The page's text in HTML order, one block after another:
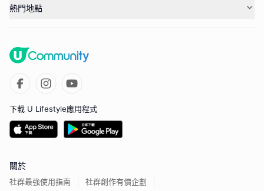
熱門地點
下載 U Lifestyle應用程式
關於
社群最強使用指南 社群創作有價企劃